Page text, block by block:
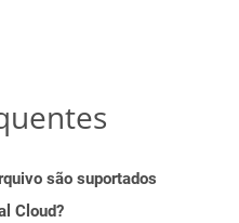
são suportados
Cloud?